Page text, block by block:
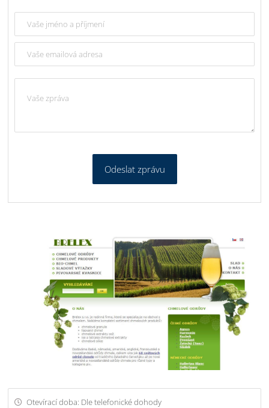
Odeslat zprávu
Otevírací doba: Dle telefonické dohody